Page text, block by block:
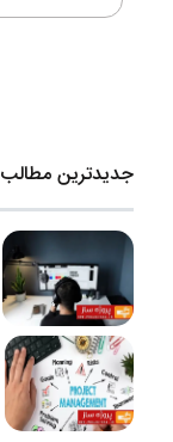
جدیدترین مطالب